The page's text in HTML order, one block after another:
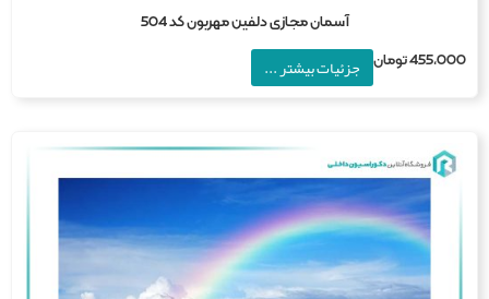
آسمان مجازی دلفین مهربون کد 504
تومان جزئیات بیشتر ...